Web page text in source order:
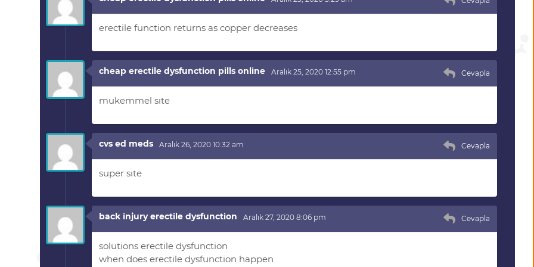
erectile function returns as copper decreases
cheap erectile dysfunction pills online Aralık 25, 2020 12:55 pm Cevapla
mukemmel sıte
cvs ed meds Aralık 26, 2020 10:32 am Cevapla
super sıte
back injury erectile dysfunction Aralık 27, 2020 8:06 pm Cevapla
solutions erectile dysfunction
when does erectile dysfunction happen